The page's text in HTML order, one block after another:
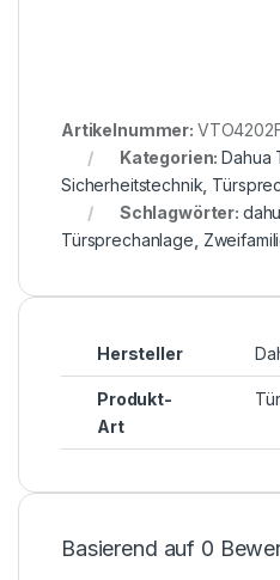
Artikelnummer:
Kategorien:Dahua
Sicherheitstechnik
Schlagwörter:
Türsprechanlage
Hersteller
Produkt-
Art
Basierend auf 0